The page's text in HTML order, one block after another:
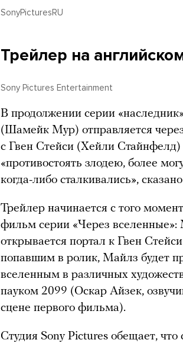
SonyPicturesRU
Трейлер на
Sony Pictures Entertainment
В продолжении серии
(Шамейк Мур) отправляется
с Гвен Стейси (Хейли
«противостоять злодею, более
когда-либо сталкивались»,
Трейлер начинается с того
фильм серии «Через
открывается портал к Гвен
попавшим в ролик, Майлз будет
вселенным в различных
пауком 2099 (Оскар Айзек,
сцене первого фильма).
Студия Sony Pictures обещает,